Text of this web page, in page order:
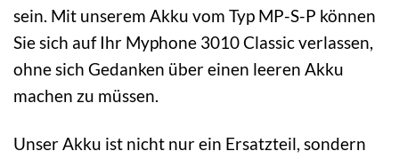
sein. Mit unserem Akku vom Typ MP-S-P können
Sie sich auf Ihr Myphone 3010 Classic verlassen,
ohne sich Gedanken über einen leeren Akku
machen zu müssen.
Unser Akku ist nicht nur ein Ersatzteil, sondern